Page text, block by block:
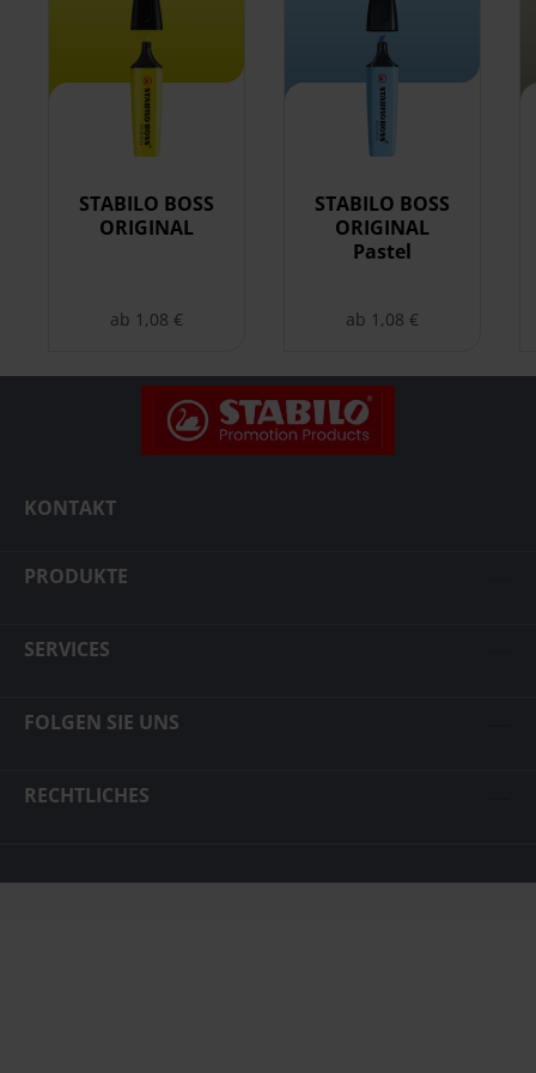
STABILO BOSS
ORIGINAL
ab 1,08 €
STABILO BOSS
ORIGINAL
Pastel
ab 1,08 €
KONTAKT
PRODUKTE
SERVICES
FOLGEN SIE UNS
RECHTLICHES